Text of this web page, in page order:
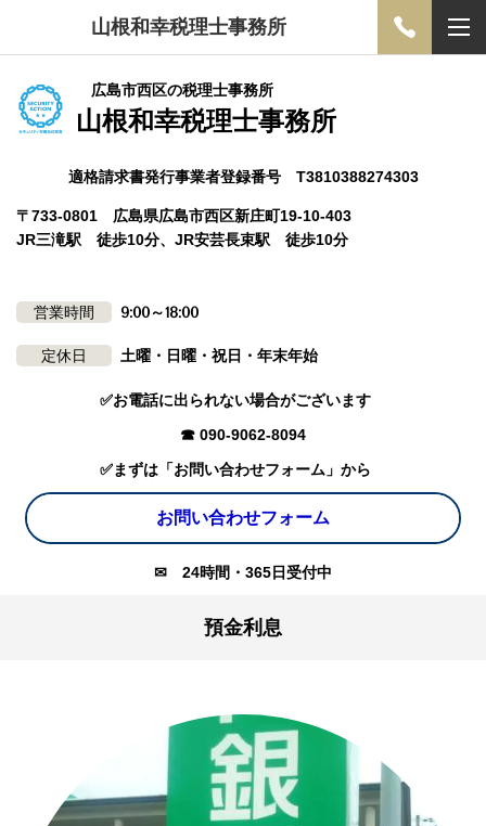
山根和幸税理士事務所
広島市西区の税理士事務所
山根和幸税理士事務所
適格請求書発行事業者登録番号 T3810388274303
〒733-0801 広島県広島市西区新庄町19-10-403
JR三滝駅 徒歩10分、JR安芸長束駅 徒歩10分
営業時間 9:00～18:00
定休日 土曜・日曜・祝日・年末年始
✅お電話に出られない場合がございます
☎ 090-9062-8094
✅まずは「お問い合わせフォーム」から
お問い合わせフォーム
✉ 24時間・365日受付中
預金利息